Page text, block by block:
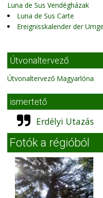
Luna de Sus Vendégházak
Luna de Sus Carte
Ereignisskalender der
Útvonaltervező
Útvonaltervező Magyarlóna
ismertető
Erdélyi Utazás
Fotók a régióból